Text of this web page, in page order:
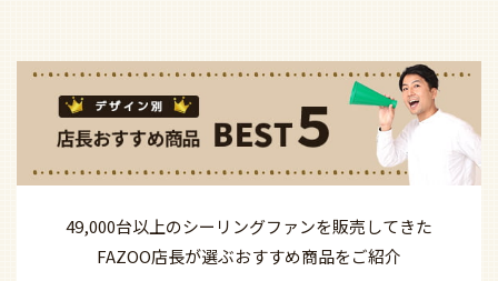
49,000台以上のシーリングファンを販売してきた
FAZOO店長が選ぶおすすめ商品をご紹介